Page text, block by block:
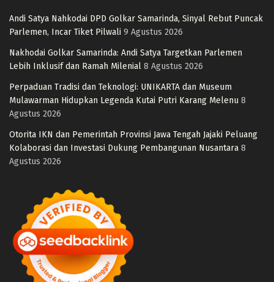
Andi Satya Nahkodai DPD Golkar Samarinda, Sinyal Rebut Puncak
Parlemen, Incar Tiket Pilwali 9 Agustus 2026
Nakhodai Golkar Samarinda: Andi Satya Targetkan Parlemen
Lebih Inklusif dan Ramah Milenial 8 Agustus 2026
Perpaduan Tradisi dan Teknologi: UNIKARTA dan Museum
Mulawarman Hidupkan Legenda Kutai Putri Karang Melenu 8
Agustus 2026
Otorita IKN dan Pemerintah Provinsi Jawa Tengah Jajaki Peluang
Kolaborasi dan Investasi Dukung Pembangunan Nusantara 8
Agustus 2026